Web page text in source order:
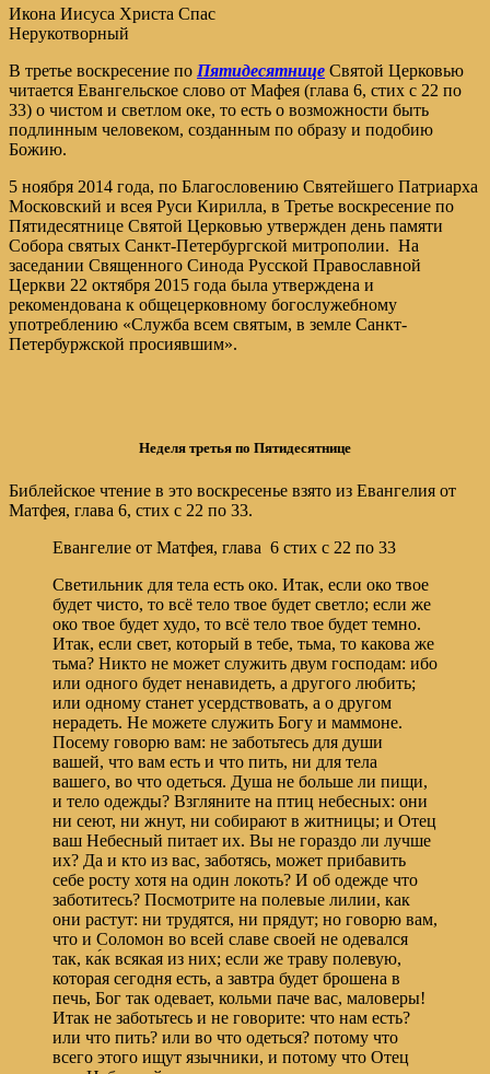
Икона Иисуса Христа Спас
Нерукотворный
В третье воскресение по Пятидесятнице Святой Церковью
читается Евангельское слово от Мафея (глава 6, стих с 22 по
33) о чистом и светлом оке, то есть о возможности быть
подлинным человеком, созданным по образу и подобию
Божию.
5 ноября 2014 года, по Благословению Святейшего Патриарха
Московский и всея Руси Кирилла, в Третье воскресение по
Пятидесятнице Святой Церковью утвержден день памяти
Собора святых Санкт-Петербургской митрополии. На
заседании Священного Синода Русской Православной
Церкви 22 октября 2015 года была утверждена и
рекомендована к общецерковному богослужебному
употреблению «Служба всем святым, в земле Санкт-
Петербуржской просиявшим».
Неделя третья по Пятидесятнице
Библейское чтение в это воскресенье взято из Евангелия от
Матфея, глава 6, стих с 22 по 33.
Евангелие от Матфея, глава 6 стих с 22 по 33
Светильник для тела есть око. Итак, если око твое
будет чисто, то всё тело твое будет светло; если же
око твое будет худо, то всё тело твое будет темно.
Итак, если свет, который в тебе, тьма, то какова же
тьма? Никто не может служить двум господам: ибо
или одного будет ненавидеть, а другого любить;
или одному станет усердствовать, а о другом
нерадеть. Не можете служить Богу и маммоне.
Посему говорю вам: не заботьтесь для души
вашей, что вам есть и что пить, ни для тела
вашего, во что одеться. Душа не больше ли пищи,
и тело одежды? Взгляните на птиц небесных: они
ни сеют, ни жнут, ни собирают в житницы; и Отец
ваш Небесный питает их. Вы не гораздо ли лучше
их? Да и кто из вас, заботясь, может прибавить
себе росту хотя на один локоть? И об одежде что
заботитесь? Посмотрите на полевые лилии, как
они растут: ни трудятся, ни прядут; но говорю вам,
что и Соломон во всей славе своей не одевался
так, ка́к всякая из них; если же траву полевую,
которая сегодня есть, а завтра будет брошена в
печь, Бог так одевает, кольми паче вас, маловеры!
Итак не заботьтесь и не говорите: что нам есть?
или что пить? или во что одеться? потому что
всего этого ищут язычники, и потому что Отец